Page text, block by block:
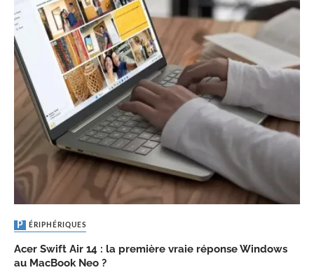
PÉRIPHÉRIQUES
Acer Swift Air 14 : la première vraie réponse Windows
au MacBook Neo ?